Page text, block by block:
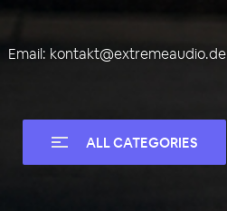
Email: kontakt@extremeaudio.de
ALL CATEGORIES